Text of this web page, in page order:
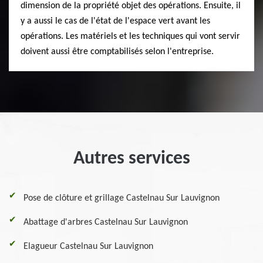
dimension de la propriété objet des opérations. Ensuite, il
y a aussi le cas de l'état de l'espace vert avant les
opérations. Les matériels et les techniques qui vont servir
doivent aussi être comptabilisés selon l'entreprise.
Autres services
Pose de clôture et grillage Castelnau Sur Lauvignon
Abattage d'arbres Castelnau Sur Lauvignon
Elagueur Castelnau Sur Lauvignon